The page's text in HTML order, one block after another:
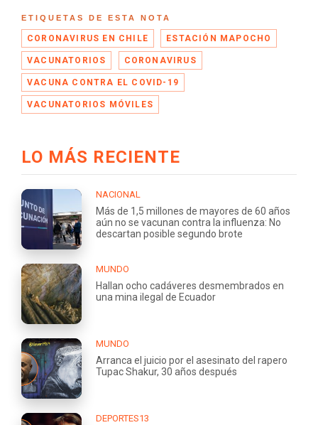
ETIQUETAS DE ESTA NOTA
CORONAVIRUS EN CHILE ESTACIÓN MAPOCHO
VACUNATORIOS CORONAVIRUS
VACUNA CONTRA EL COVID-19
VACUNATORIOS MÓVILES
LO MÁS RECIENTE
NACIONAL
Más de 1,5 millones de mayores de 60 años
aún no se vacunan contra la influenza: No
descartan posible segundo brote
MUNDO
Hallan ocho cadáveres desmembrados en
una mina ilegal de Ecuador
MUNDO
Arranca el juicio por el asesinato del rapero
Tupac Shakur, 30 años después
DEPORTES13